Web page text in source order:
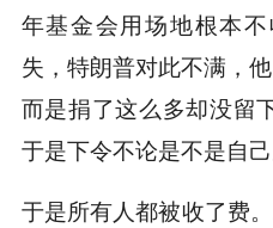
年基金会用场地根本
失，特朗普对此不满，
而是捐了这么多却没留
于是下令不论是不是自
于是所有人都被收了费